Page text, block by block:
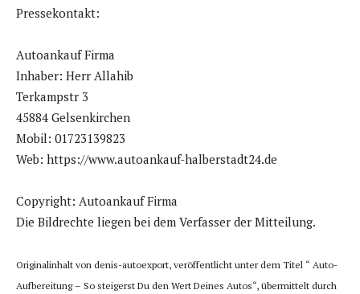
e
Pressekontakt:
Autoankauf Firma
Inhaber: Herr Allahib
Terkampstr 3
45884 Gelsenkirchen
Mobil: 01723139823
Web: https://www.autoankauf-halberstadt24.de
Copyright: Autoankauf Firma
Die Bildrechte liegen bei dem Verfasser der Mitteilung.
Originalinhalt von denis-autoexport, veröffentlicht unter dem Titel “ Auto-
Aufbereitung – So steigerst Du den Wert Deines Autos“, übermittelt durch